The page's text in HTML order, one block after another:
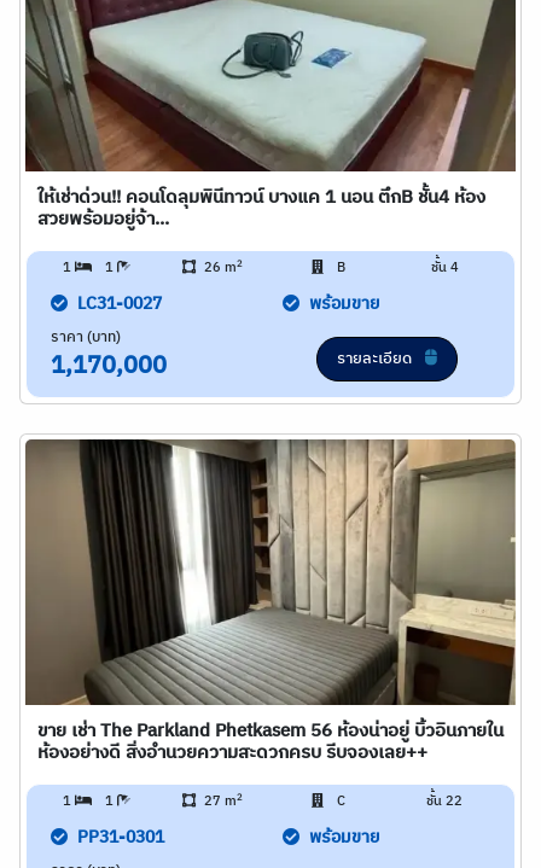
ให้เช่าด่วน!! คอนโดลุมพินีทาวน์ บางแค 1 นอน ตึกB ชั้น4 ห้อง
สวยพร้อมอยู่จ้า...
1 1 26 m2 B ชั้น 4
LC31-0027 พร้อมขาย
ราคา (บาท)
1,170,000 รายละเอียด
ขาย เช่า The Parkland Phetkasem 56 ห้องน่าอยู่ บิ้วอินภายใน
ห้องอย่างดี สิ่งอำนวยความสะดวกครบ รีบจองเลย++
1 1 27 m2 C ชั้น 22
PP31-0301 พร้อมขาย